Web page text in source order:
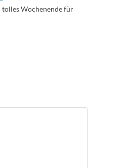
tolles Wochenende für